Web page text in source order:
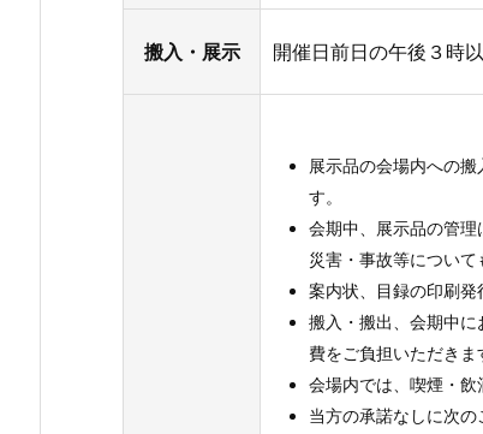
搬入・展示 開催日前日の午後３時
展示品の会場内への
す。
会期中、展示品の管
災害・事故等について
案内状、目録の印刷発
搬入・搬出、会期中
費をご負担いただきま
会場内では、喫煙・飲
当方の承諾なしに次の